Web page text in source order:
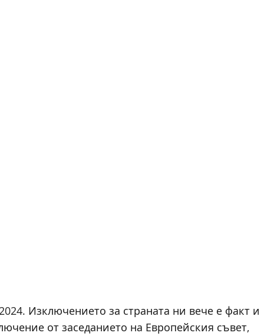
Изключението за страната ни вече е факт и
от заседанието на Европейския съвет,